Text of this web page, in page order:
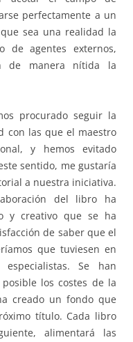
perfectamente a un
sea una realidad la
de agentes externos,
de manera nítida la
procurado seguir la
con las que el maestro
y hemos evitado
sentido, me gustaría
a nuestra iniciativa.
del libro ha
y creativo que se ha
de saber que el
que tuviesen en
Se han
los costes de la
creado un fondo que
título. Cada libro
alimentará las